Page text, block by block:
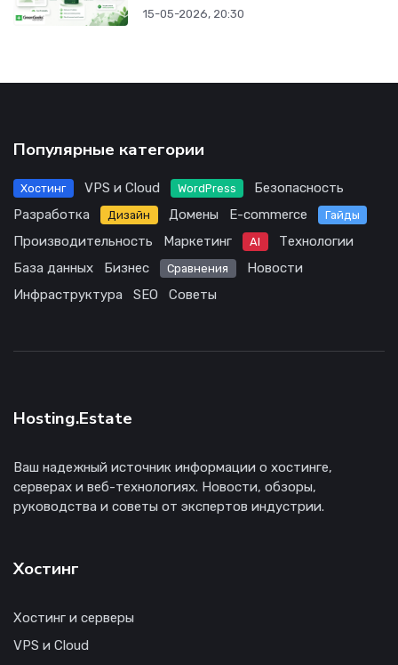
15-05-2026, 20:30
Популярные категории
Хостинг VPS и Cloud WordPress
Безопасность
Разработка
Дизайн Домены E-commerce Гайды
Производительность Маркетинг AI
Технологии
База данных
Бизнес Сравнения
Новости
Инфраструктура
SEO Советы
Hosting.Estate
Ваш надежный источник информации о хостинге,
серверах и веб-технологиях. Новости, обзоры,
руководства и советы от экспертов индустрии.
Хостинг
Хостинг и серверы
VPS и Cloud